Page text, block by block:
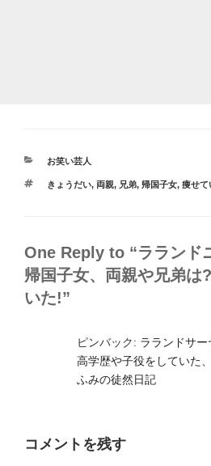
カ
ゴ
お笑い芸人
タ
きょうだい, 両親, 兄弟, 帰国子女, 痩せて
One Reply to “ラランド
帰国子女、両親や兄弟は
いた!”
ピンバック: ラランドサー
高学歴や子役をしていた
ふみの徒然日記
コメントを残す